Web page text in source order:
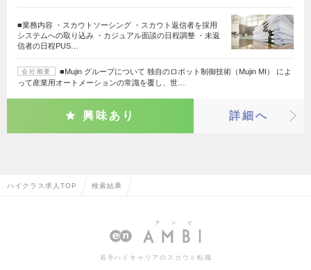
■業務内容 ・スカウトソーシング ・スカウト返信者を採用
システムへの取り込み ・カジュアル面談の日程調整 ・未返
信者の日程PUS…
会社概要
■Mujin グループについて 独自のロボット制御技術（Mujin MI） によ
って産業用オートメーションの常識を覆し、世…
興味あり 詳細へ
ハイクラス求人TOP 検索結果
若手ハイキャリアのスカウト転職